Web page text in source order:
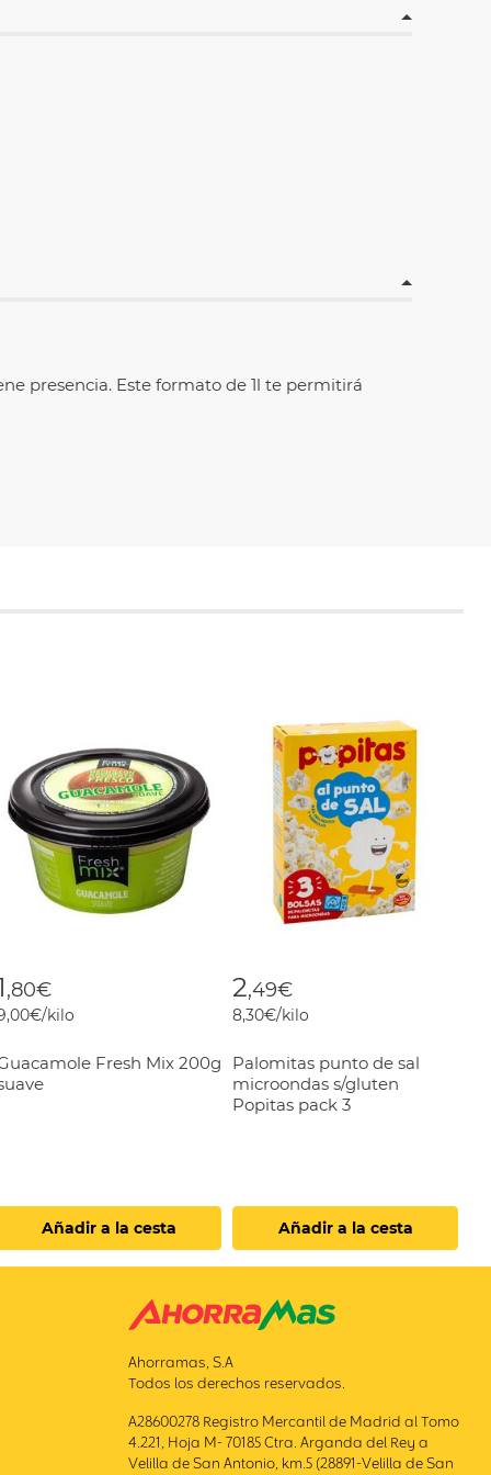
presencia. Este formato de 1l te permitirá
,80€
kilo
Fresh Mix 200g
Añadir a la cesta
2,49€
8,30€/kilo
Palomitas punto de sal
microondas s/gluten
Popitas pack 3
Añadir a la cesta
Ahorramas, S.A
Todos los derechos reservados.
A28600278 Registro Mercantil de Madrid al Tomo
4.221, Hoja M- 70185 Ctra. Arganda del Rey a
Velilla de San Antonio, km.5 (28891-Velilla de San